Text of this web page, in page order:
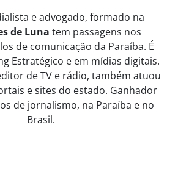
e advogado, formado na
de Luna tem passagens nos
de comunicação da Paraíba. É
Estratégico e em mídias digitais.
de TV e rádio, também atuou
e sites do estado. Ganhador
de jornalismo, na Paraíba e no
Brasil.